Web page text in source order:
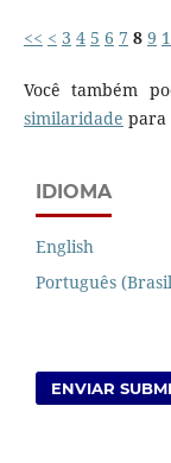
<< < 3 4 5 6 7 8 9
Você também
similaridade para
IDIOMA
English
Português
ENVIAR